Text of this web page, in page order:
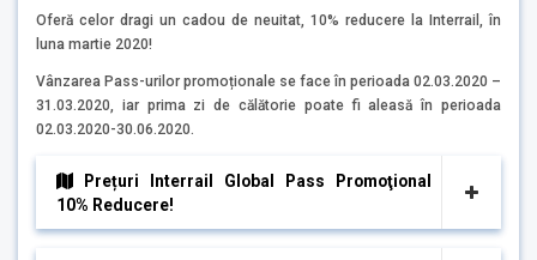
Oferă celor dragi un cadou de neuitat, 10% reducere la Interrail, în
luna martie 2020!
Vânzarea Pass-urilor promoționale se face în perioada 02.03.2020 –
31.03.2020, iar prima zi de călătorie poate fi aleasă în perioada
02.03.2020-30.06.2020.
Prețuri Interrail Global Pass Promoţional
10% Reducere!